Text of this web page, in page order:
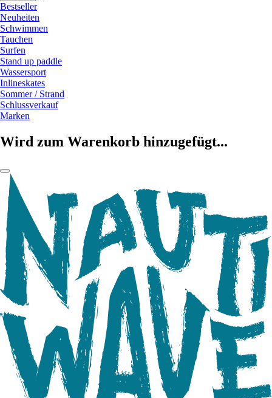
Bestseller
Neuheiten
Schwimmen
Tauchen
Surfen
Stand up paddle
Wassersport
Inlineskates
Sommer / Strand
Schlussverkauf
Marken
Wird zum Warenkorb hinzugefügt...